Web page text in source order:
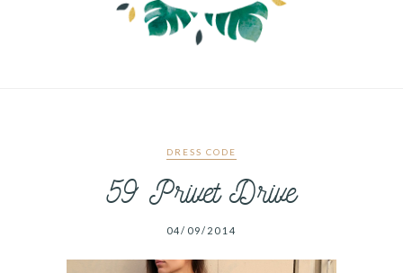
DRESS CODE
59 Privet Drive
04/09/2014